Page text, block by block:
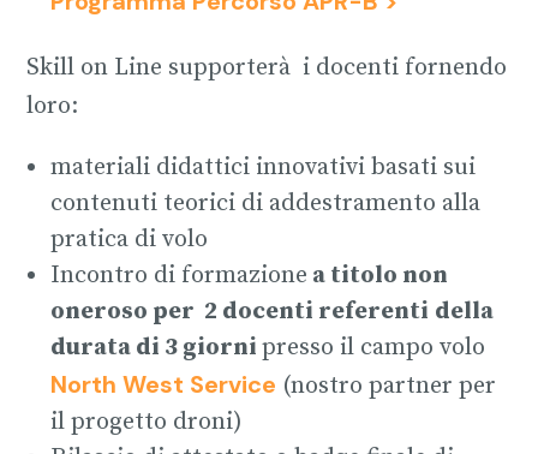
Skill on Line supporterà i docenti fornendo
loro:
materiali didattici innovativi basati sui
contenuti teorici di addestramento alla
pratica di volo
Incontro di formazione a titolo non
oneroso per 2 docenti referenti della
durata di 3 giornipresso il campo volo
North West Service (nostro partner per
il progetto droni)